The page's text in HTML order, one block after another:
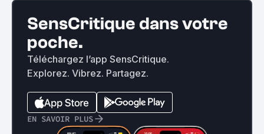
SensCritique dans votre
poche.
Téléchargez l’app SensCritique.
Explorez. Vibrez. Partagez.
EN SAVOIR PLUS